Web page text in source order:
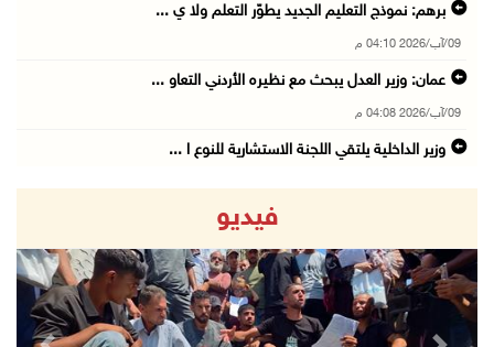
برهم: نموذج التعليم الجديد يطوّر التعلم ولا ي ...
09/آب/2026 04:10 م
عمان: وزير العدل يبحث مع نظيره الأردني التعاو ...
09/آب/2026 04:08 م
وزير الداخلية يلتقي اللجنة الاستشارية للنوع ا ...
ياسر عباس ينعى سفير فلسطين لدى مصر القائد الو ...
09/آب/2026 03:49 م
أبو زيد يبحث مع مدير عام المعهد المصرفي التعا ...
فيديو